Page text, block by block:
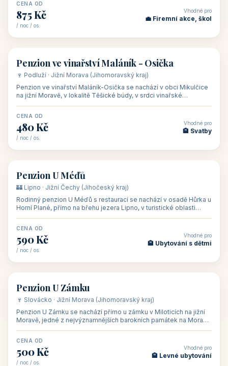
CENA OD
875 Kč
/ noc / os.
Vhodné pro
💼 Firemní akce, škol
🏡 penzion
Penzion ve vinařství Maláník - Osička
🍷 Podluží · Jižní Morava (Jihomoravský kraj)
Penzion ve vinařství Maláník-Osička se nachází v obci Mikulčice
na jižní Moravě, v lokalitě Těšické búdy, v srdci vinařské
CENA OD
480 Kč
/ noc / os.
Vhodné pro
🏨 Svatby
🏡 penzion
Penzion U Méďů
🏰 Lipno · Jižní Čechy (Jihočeský kraj)
Rodinný penzion U Méďů s restaurací se nachází v osadě Hůrka u
Horní Plané, přímo na břehu jezera Lipno, v turistické oblasti
CENA OD
590 Kč
/ noc / os.
Vhodné pro
🏨 Ubytování s dětmi
🏡 penzion
Penzion U Zámku
🍷 Slovácko · Jižní Morava (Jihomoravský kraj)
Penzion U Zámku se nachází přímo u zámku v Miloticích na jižní
Moravě, jedné z nejvýznamnějších barokních památek na Moravě,
CENA OD
500 Kč
/ noc / os.
Vhodné pro
🏨 Levné ubytování